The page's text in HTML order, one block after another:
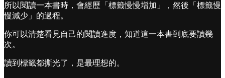
所以閱讀一本書時，會經歷「標籤慢慢增加」，然後「標籤慢
慢減少」的過程。
你可以清楚看見自己的閱讀進度，知道這一本書到底要讀幾
次。
讀到標籤都撕光了，是最理想的。